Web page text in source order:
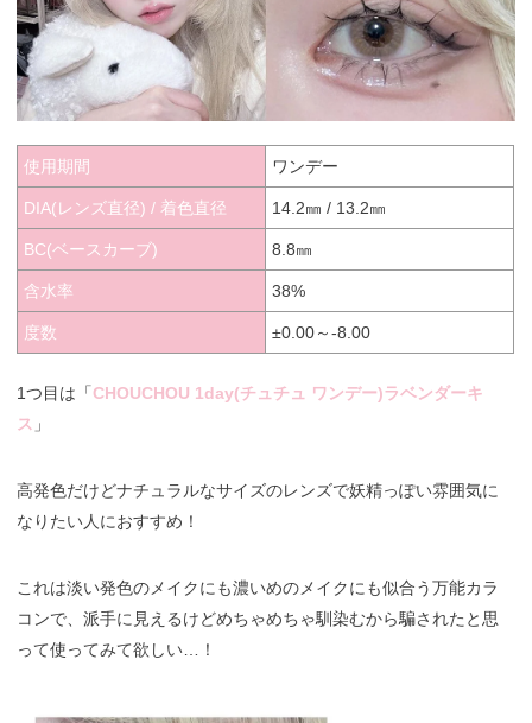
使用期間 ワンデー
DIA(レンズ直径) / 着色直径 14.2㎜ / 13.2㎜
BC(ベースカーブ) 8.8㎜
含水率 38%
度数 ±0.00～-8.00
1つ目は「CHOUCHOU 1day(チュチュ ワンデー)ラベンダーキ
ス 」
高発色だけどナチュラルなサイズのレンズで妖精っぽい雰囲気に
なりたい人におすすめ！
これは淡い発色のメイクにも濃いめのメイクにも似合う万能カラ
コンで、派手に見えるけどめちゃめちゃ馴染むから騙されたと思
って使ってみて欲しい…！